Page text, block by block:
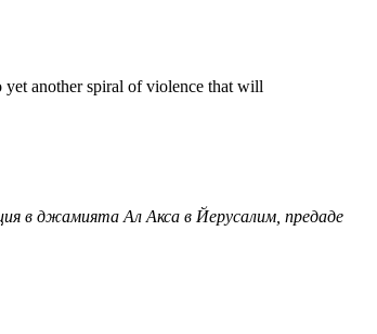
another spiral of violence that will
в джамията Ал Акса в Йерусалим, предаде